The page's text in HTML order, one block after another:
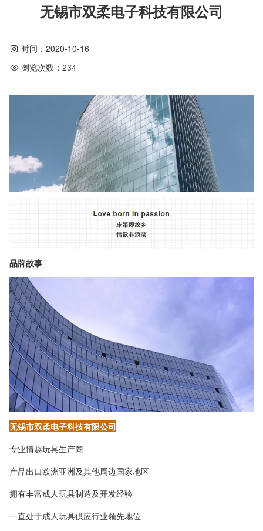
无锡市双柔电子科技有限公司
时间： 2020-10-16
浏览次数： 234
品牌故事
无锡市双柔电子科技有限公司
专业情趣玩具生产商
产品出口欧洲亚洲及其他周边国家地区
拥有丰富成人玩具制造及开发经验
一直处于成人玩具供应行业领先地位